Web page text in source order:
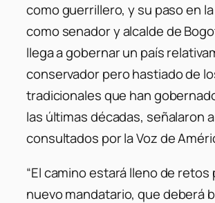
como guerrillero, y su paso en
como senador y alcalde de
llega a gobernar un país
conservador pero hastiado de
tradicionales que han
las últimas décadas, señalaron
consultados por la Voz de
“El camino estará lleno de retos
nuevo mandatario, que deberá